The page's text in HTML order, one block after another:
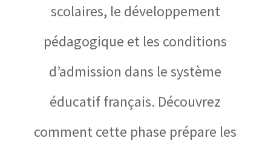
scolaires, le développement
pédagogique et les conditions
d’admission dans le système
éducatif français. Découvrez
comment cette phase prépare les